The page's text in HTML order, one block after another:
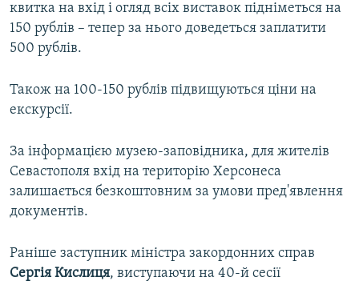
квитка на вхід і огляд всіх виставок підніметься на
150 рублів – тепер за нього доведеться заплатити
500 рублів.
Також на 100-150 рублів підвищуються ціни на
екскурсії.
За інформацією музею-заповідника, для жителів
Севастополя вхід на територію Херсонеса
залишається безкоштовним за умови пред'явлення
документів.
Раніше заступник міністра закордонних справ
Сергія Кислиця, виступаючи на 40-й сесії